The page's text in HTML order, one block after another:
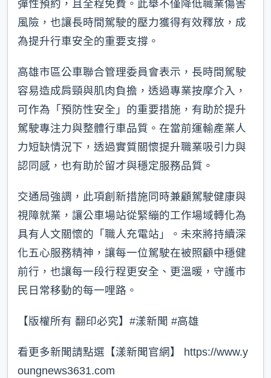
彈性預約，且全程免費。此舉不僅降低職業傷害
風險，也讓長時間駕駛的壓力獲得有效釋放，成
為提升行車安全的重要支撐。
高雄市區公車聯合管理委員會表示，長時間駕駛
容易造成肩頸與肌肉負擔，透過專業按摩介入，
可作為「預防性安全」的重要措施，有助於提升
駕駛專注力與整體行車品質。在當前運輸產業人
力短缺情況下，透過實質關懷提升職業吸引力與
認同感，也有助於留才與穩定服務品質。
交通局強調，此項創新措施同時兼顧駕駛健康與
視障就業，讓公車場站從緊繃的工作場域轉化為
具有人文關懷的「職人充電站」。未來將持續深
化五心服務精神，讓每一位駕駛在被照顧中穩健
前行，也讓每一段行程更安全、更溫暖，守護市
民日常移動的每一哩路。
【版權所有 翻印必究】#漾新聞 #高雄
看更多新聞請點選【漾新聞官網】 https://www.y
oungnews3631.com⁠